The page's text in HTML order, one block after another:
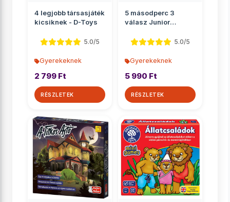
4 legjobb társasjáték
kicsiknek - D-Toys
5.0/5
Gyerekeknek
2 799 Ft
RÉSZLETEK
5 másodperc 3
válasz Junior
5.0/5
Gyerekeknek
5 990 Ft
RÉSZLETEK